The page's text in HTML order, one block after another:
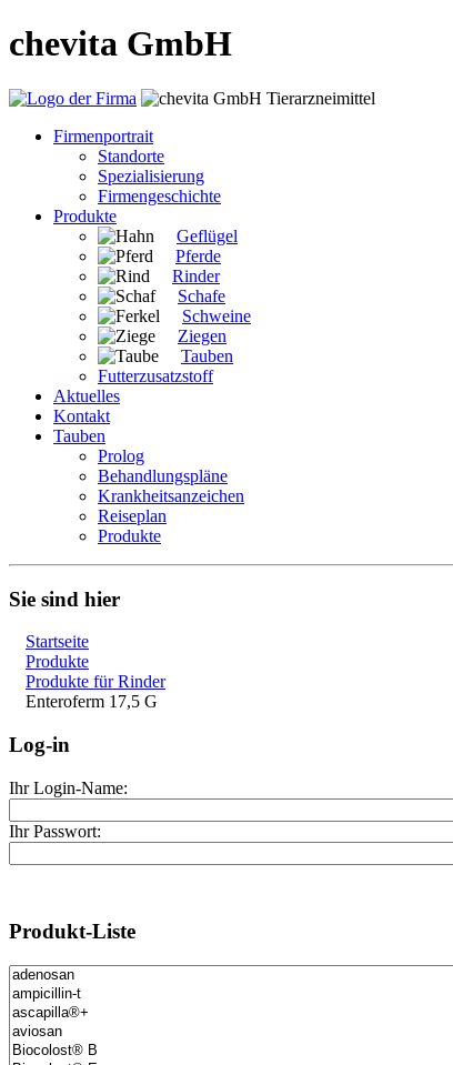
chevita GmbH
Firmenportrait
Standorte
Spezialisierung
Firmengeschichte
Produkte
Geflügel
Pferde
Rinder
Schafe
Schweine
Ziegen
Tauben
Futterzusatzstoff
Aktuelles
Kontakt
Tauben
Prolog
Behandlungspläne
Krankheitsanzeichen
Reiseplan
Produkte
Sie sind hier
Startseite
Produkte
Produkte für Rinder
Enteroferm 17,5 G
Log-in
Ihr Login-Name:
Ihr Passwort:
Produkt-Liste